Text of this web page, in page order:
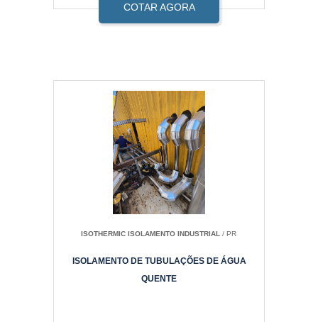
COTAR AGORA
ISOTHERMIC ISOLAMENTO INDUSTRIAL / PR
ISOLAMENTO DE TUBULAÇÕES DE ÁGUA
QUENTE